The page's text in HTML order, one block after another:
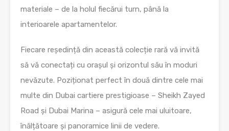
materiale – de la holul fiecărui turn, până la
interioarele apartamentelor.
Fiecare reședință din această colecție rară vă invită
să vă conectați cu orașul și orizontul său în moduri
nevăzute. Poziționat perfect în două dintre cele mai
multe din Dubai cartiere prestigioase – Sheikh Zayed
Road și Dubai Marina – asigură cele mai uluitoare,
înălțătoare și panoramice linii de vedere.